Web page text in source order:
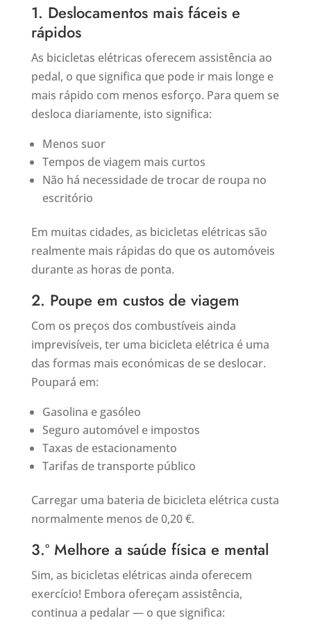
1. Deslocamentos mais fáceis e
rápidos
As bicicletas elétricas oferecem assistência ao
pedal, o que significa que pode ir mais longe e
mais rápido com menos esforço. Para quem se
desloca diariamente, isto significa:
Menos suor
Tempos de viagem mais curtos
Não há necessidade de trocar de roupa no
escritório
Em muitas cidades, as bicicletas elétricas são
realmente mais rápidas do que os automóveis
durante as horas de ponta.
2. Poupe em custos de viagem
Com os preços dos combustíveis ainda
imprevisíveis, ter uma bicicleta elétrica é uma
das formas mais económicas de se deslocar.
Poupará em:
Gasolina e gasóleo
Seguro automóvel e impostos
Taxas de estacionamento
Tarifas de transporte público
Carregar uma bateria de bicicleta elétrica custa
normalmente menos de 0,20 €.
3.º Melhore a saúde física e mental
Sim, as bicicletas elétricas ainda oferecem
exercício! Embora ofereçam assistência,
continua a pedalar — o que significa: